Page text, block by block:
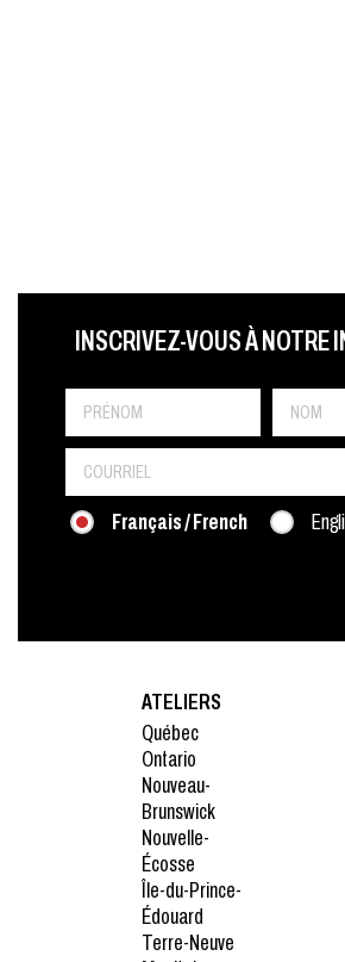
PRÉNOM
LAST NAME
INSCRIVEZ-VOUS À NOTRE
LANGUE
Français / French
ATELIERS
Québec
Ontario
Nouveau-
Brunswick
Nouvelle-
Écosse
Île-du-Prince-
Édouard
Terre-Neuve